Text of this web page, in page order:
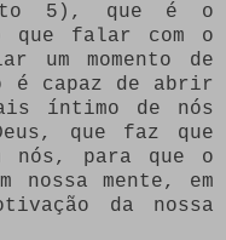
5), que é o
que falar com o
um momento de
capaz de abrir
íntimo de nós
que faz que
nós, para que o
mente, em
da nossa